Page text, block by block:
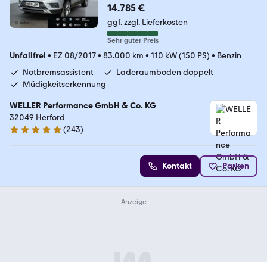
14.785 €
ggf. zzgl. Lieferkosten
Sehr guter Preis
Unfallfrei • EZ 08/2017• 83.000 km • 110 kW (150 PS) • Benzin
Notbremsassistent
Laderaumboden doppelt
Müdigkeitserkennung
WELLER Performance GmbH & Co. KG
32049 Herford
4.8 Sterne
(243)
Kontakt Parken